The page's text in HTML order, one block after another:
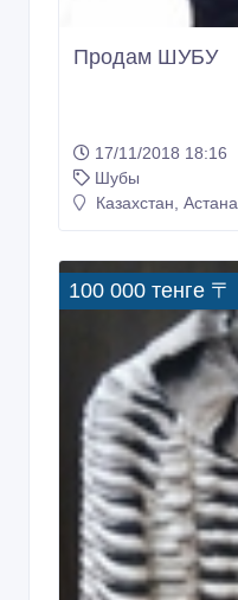
Продам ШУБУ
17/11/2018 18:16
Шубы
Казахстан, Астана
100 000 тенге 〒